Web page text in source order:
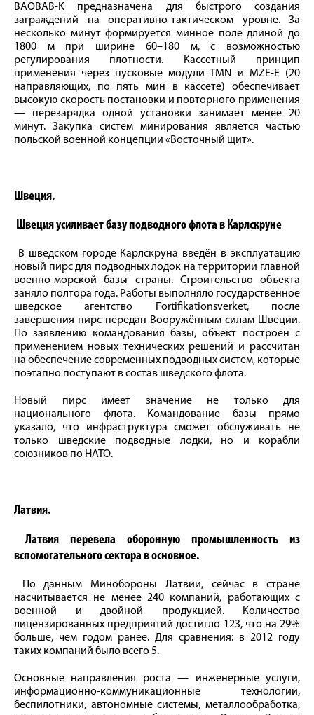
BAOBAB-K предназначена для быстрого создания
заграждений на оперативно-тактическом уровне. За
несколько минут формируется минное поле длиной до
1800 м при ширине 60–180 м, с возможностью
регулирования плотности. Кассетный принцип
применения через пусковые модули TMN и MZE-E (20
направляющих, по пять мин в кассете) обеспечивает
высокую скорость постановки и повторного применения
— перезарядка одной установки занимает менее 20
минут. Закупка систем минирования является частью
польской военной концепции «Восточный щит».
Швеция.
Швеция усиливает базу подводного флота в Карлскруне
В шведском городе Карлскруна введён в эксплуатацию
новый пирс для подводных лодок на территории главной
военно-морской базы страны. Строительство объекта
заняло полтора года. Работы выполняло государственное
шведское агентство Fortifikationsverket, после
завершения пирс передан Вооружённым силам Швеции.
По заявлению командования базы, объект построен с
применением новых технических решений и рассчитан
на обеспечение современных подводных систем, которые
поэтапно поступают в состав шведского флота.
Новый пирс имеет значение не только для
национального флота. Командование базы прямо
указало, что инфраструктура сможет обслуживать не
только шведские подводные лодки, но и корабли
союзников по НАТО.
Латвия.
Латвия перевела оборонную промышленность из
вспомогательного сектора в основное.
По данным Минобороны Латвии, сейчас в стране
насчитывается не менее 240 компаний, работающих с
военной и двойной продукцией. Количество
лицензированных предприятий достигло 123, что на 29%
больше, чем годом ранее. Для сравнения: в 2012 году
таких компаний было всего 5.
Основные направления роста — инженерные услуги,
информационно-коммуникационные технологии,
беспилотники, автономные системы, металлообработка,